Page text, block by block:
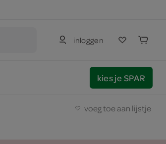
inloggen
kies je SPAR
voeg toe aan lijstje